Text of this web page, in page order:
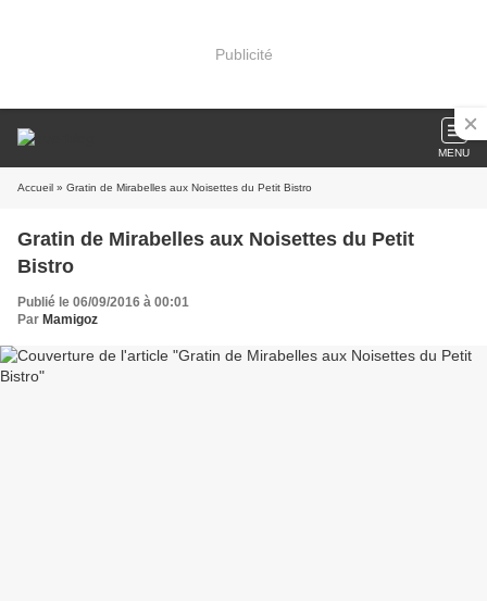
Publicité
MENU
Accueil » Gratin de Mirabelles aux Noisettes du Petit Bistro
Gratin de Mirabelles aux Noisettes du Petit
Bistro
Publié le 06/09/2016 à 00:01
Par Mamigoz